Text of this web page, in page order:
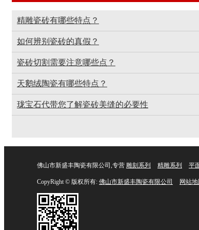
精雕瓷砖有哪些特点？
如何辨别瓷砖的真假？
瓷砖切割需要注意哪些点？
天鹅绒陶瓷有哪些特点？
珑宝石代带您了解瓷砖美缝的必要性
佛山市新盛丰陶瓷有限公司,专营 雕刻系列 精雕系列 平
CopyRight © 版权所有: 佛山市新盛丰陶瓷有限公司 网站地